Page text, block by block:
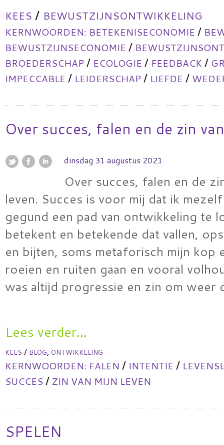
KEES / BEWUSTZIJNSONTWIKKELING
KERNWOORDEN: BETEKENISECONOMIE /
BEWUSTZIJNSECONOMIE /
BROEDERSCHAP / ECOLOGIE / FEEDBACK /
IMPECCABLE / LEIDERSCHAP / LIEFDE /
Over succes, falen en de zin
dinsdag 31 augustus 2021
Over succes, falen en de
leven. Succes is voor mij dat ik
gegund een pad van ontwikkeling te
betekent en betekende dat vallen,
en bijten, soms metaforisch mijn kop
roeien en ruiten gaan en vooral
was altijd progressie en zin om
Lees verder...
KEES / BLOG, ONTWIKKELING
KERNWOORDEN: FALEN / INTENTIE /
SUCCES / ZIN VAN MIJN LEVEN
SPELEN